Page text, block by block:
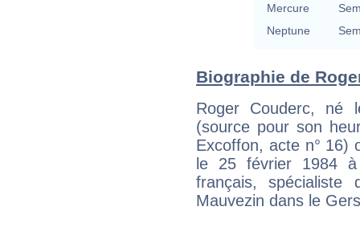
Mercure
Neptune
Biographie de
Roger Couderc, né
(source pour son
Excoffon, acte n° 16)
le 25 février 1984
français,
Mauvezin dans le